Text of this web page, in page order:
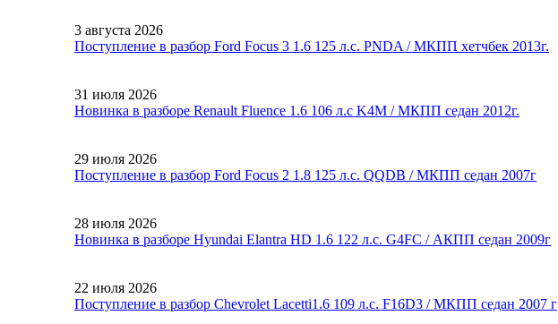
3 августа 2026
Поступление в разбор Ford Focus 3 1.6 125 л.с. PNDA / МКПП хетчбек 2013г.
31 июля 2026
Новинка в разборе Renault Fluence 1.6 106 л.с K4M / МКПП седан 2012г.
29 июля 2026
Поступление в разбор Ford Focus 2 1.8 125 л.с. QQDB / МКПП седан 2007г
28 июля 2026
Новинка в разборе Hyundai Elantra HD 1.6 122 л.с. G4FC / АКПП седан 2009г
22 июля 2026
Поступление в разбор Chevrolet Lacetti1.6 109 л.с. F16D3 / МКПП седан 2007 г